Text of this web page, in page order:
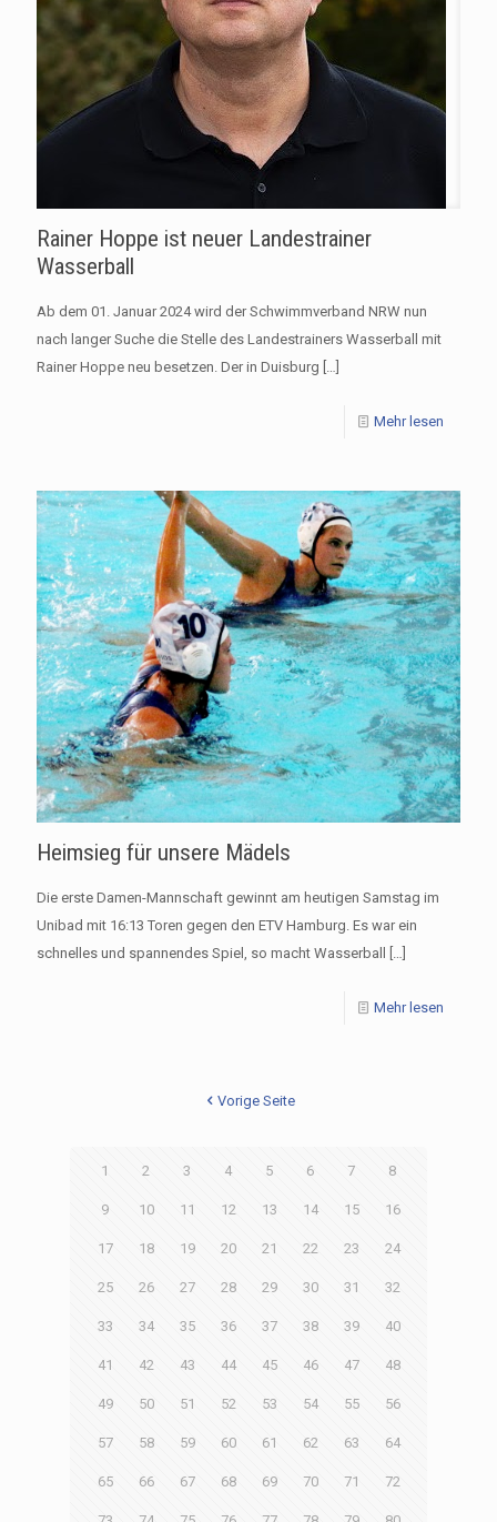
Rainer Hoppe ist neuer Landestrainer
Wasserball
Ab dem 01. Januar 2024 wird der Schwimmverband NRW nun
nach langer Suche die Stelle des Landestrainers Wasserball mit
Rainer Hoppe neu besetzen. Der in Duisburg […]
Mehr lesen
Heimsieg für unsere Mädels
Die erste Damen-Mannschaft gewinnt am heutigen Samstag im
Unibad mit 16:13 Toren gegen den ETV Hamburg. Es war ein
schnelles und spannendes Spiel, so macht Wasserball
Mehr lesen
Vorige Seite
1 2 3 4 5 6 7 8
9 10 11 12 13 14 15 16
17 18 19 20 21 22 23 24
25 26 27 28 29 30 31 32
33 34 35 36 37 38 39 40
41 42 43 44 45 46 47 48
49 50 51 52 53 54 55 56
57 58 59 60 61 62 63 64
65 66 67 68 69 70 71 72